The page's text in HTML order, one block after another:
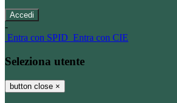
-
Entra con SPID Entra con CIE
Seleziona utente
button close ×